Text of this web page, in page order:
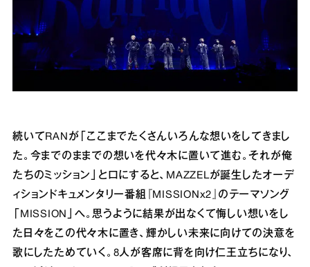
続いてRANが「ここまでたくさんいろんな想いをしてきまし
た。今までのままでの想いを代々木に置いて進む。それが俺
たちのミッション」と口にすると、MAZZELが誕生したオーデ
ィションドキュメンタリー番組『MISSIONx2』のテーマソング
「MISSION」へ。思うように結果が出なくて悔しい想いをし
た日々をこの代々木に置き、輝かしい未来に向けての決意を
歌にしたためていく。8人が客席に背を向け仁王立ちになり、